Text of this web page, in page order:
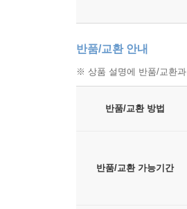
반품/교환 안내
※ 상품 설명에 반품/교환
반품/교환 방법
반품/교환 가능기간